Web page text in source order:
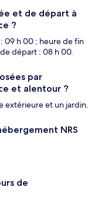
et de départ à
?
09 h 00 ; heure de fin
départ : 08 h 00.
par
et alentour ?
extérieure et un jardin.
NRS
de